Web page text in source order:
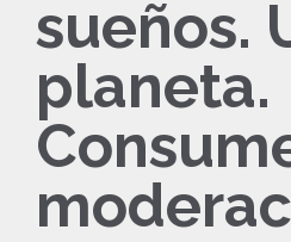
sueños.
planeta.